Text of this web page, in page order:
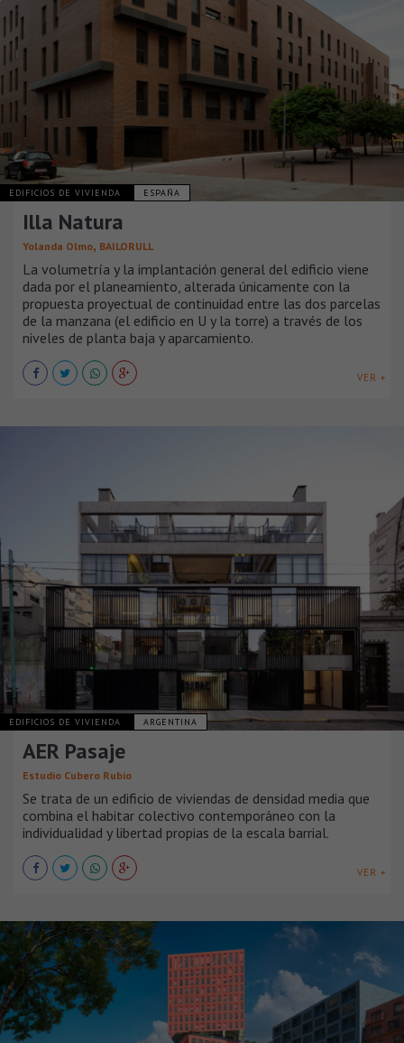
EDIFICIOS DE VIVIENDA ESPAÑA
Illa Natura
Yolanda Olmo, BAILORULL
La volumetría y la implantación general del edificio viene
dada por el planeamiento, alterada únicamente con la
propuesta proyectual de continuidad entre las dos parcelas
de la manzana (el edificio en U y la torre) a través de los
niveles de planta baja y aparcamiento.
VER +
EDIFICIOS DE VIVIENDA ARGENTINA
AER Pasaje
Estudio Cubero Rubio
Se trata de un edificio de viviendas de densidad media que
combina el habitar colectivo contemporáneo con la
individualidad y libertad propias de la escala barrial.
VER +